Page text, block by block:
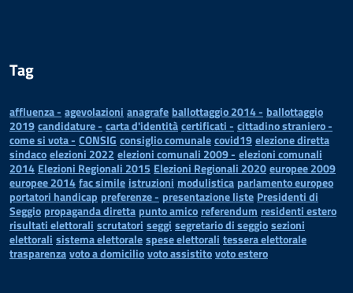
Tag
affluenza - agevolazioni anagrafe ballottaggio 2014 - ballottaggio
2019candidature - carta d'identitàcertificati - cittadino straniero -
come si vota - CONSIG consiglio comunalecovid19elezione diretta
sindacoelezioni 2022 elezioni comunali 2009 - elezioni comunali
2014 Elezioni Regionali 2015 Elezioni Regionali 2020europee 2009
europee 2014fac simile istruzioni modulistica parlamento europeo
portatori handicap preferenze - presentazione liste Presidenti di
Seggio propaganda diretta punto amico referendum residenti estero
risultati elettorali scrutatori seggi segretario di seggiosezioni
elettorali sistema elettoralespese elettorali tessera elettorale
trasparenzavoto a domiciliovoto assistitovoto estero